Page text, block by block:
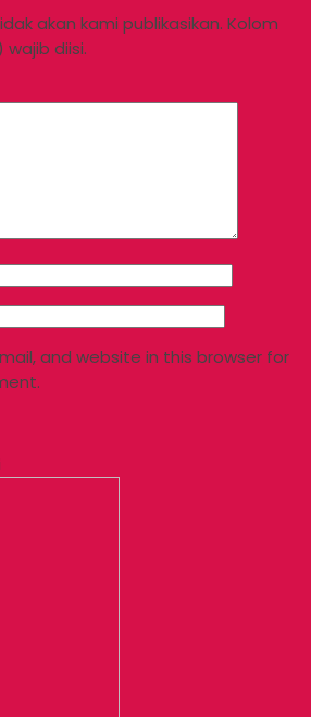
akan kami publikasikan. Kolom
diisi.
and website in this browser for